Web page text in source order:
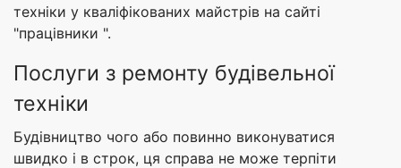
техніки у кваліфікованих майстрів на сайті
"працівники ".
Послуги з ремонту будівельної
техніки
Будівництво чого або повинно виконуватися
швидко і в строк, ця справа не може терпіти